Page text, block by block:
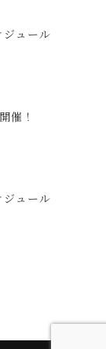
ュール
催！
ュール